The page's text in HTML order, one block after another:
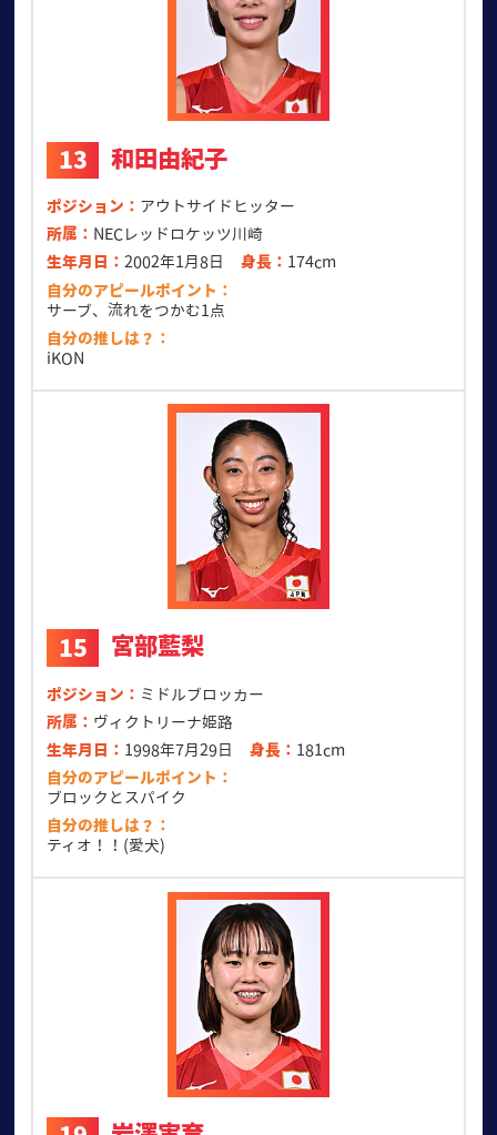
13 和田由紀子
ポジション
アウトサイドヒッター
所属
NECレッドロケッツ川崎
生年月日
2002年1月8日 身長
174cm
自分のアピールポイント
サーブ、流れをつかむ1点
自分の推しは？
iKON
15 宮部藍梨
ポジション
ミドルブロッカー
所属
ヴィクトリーナ姫路
生年月日
1998年7月29日 身長
181cm
自分のアピールポイント
ブロックとスパイク
自分の推しは？
ティオ！！(愛犬)